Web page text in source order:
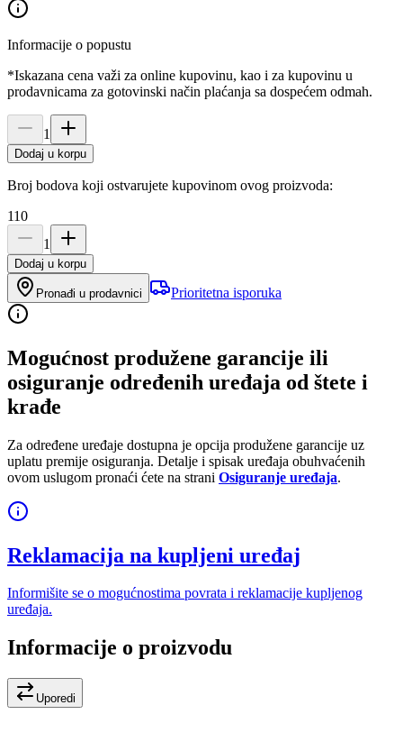
Informacije o popustu
*Iskazana cena važi za online kupovinu, kao i za kupovinu u
prodavnicama za gotovinski način plaćanja sa dospećem odmah.
1
Dodaj u korpu
Broj bodova koji ostvarujete kupovinom ovog proizvoda:
110
1
Dodaj u korpu
Pronađi u prodavnici Prioritetna isporuka
Mogućnost produžene garancije ili
osiguranje određenih uređaja od štete i
krađe
Za određene uređaje dostupna je opcija produžene garancije uz
uplatu premije osiguranja. Detalje i spisak uređaja obuhvaćenih
ovom uslugom pronaći ćete na strani Osiguranje uređaja.
Reklamacija na kupljeni uređaj
Informišite se o mogućnostima povrata i reklamacije kupljenog
uređaja.
Informacije o proizvodu
Uporedi